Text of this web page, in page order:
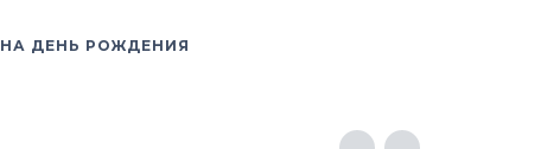
НА ДЕНЬ РОЖДЕНИЯ